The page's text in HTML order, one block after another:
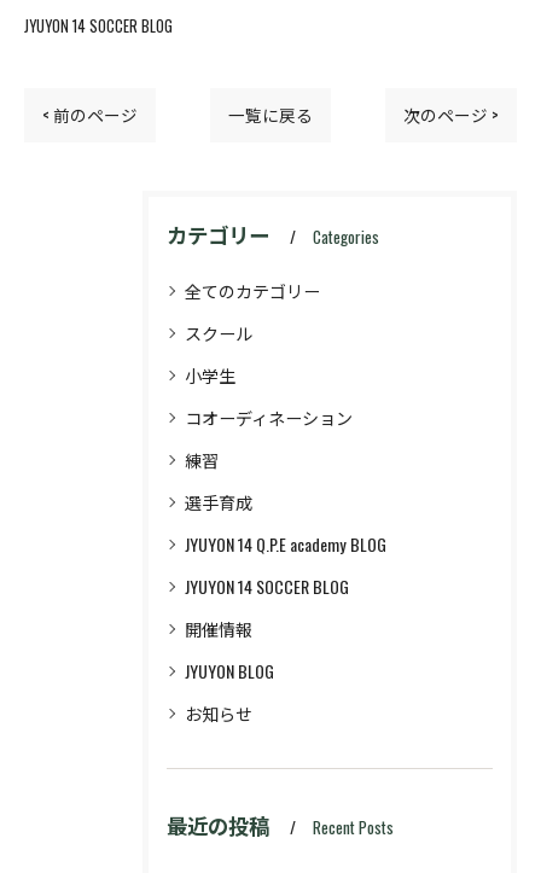
JYUYON 14 SOCCER BLOG
< 前のページ 一覧に戻る 次のページ >
カテゴリー Categories
全てのカテゴリー
スクール
小学生
コオーディネーション
練習
選手育成
JYUYON 14 Q.P.E academy BLOG
JYUYON 14 SOCCER BLOG
開催情報
JYUYON BLOG
お知らせ
最近の投稿 Recent Posts